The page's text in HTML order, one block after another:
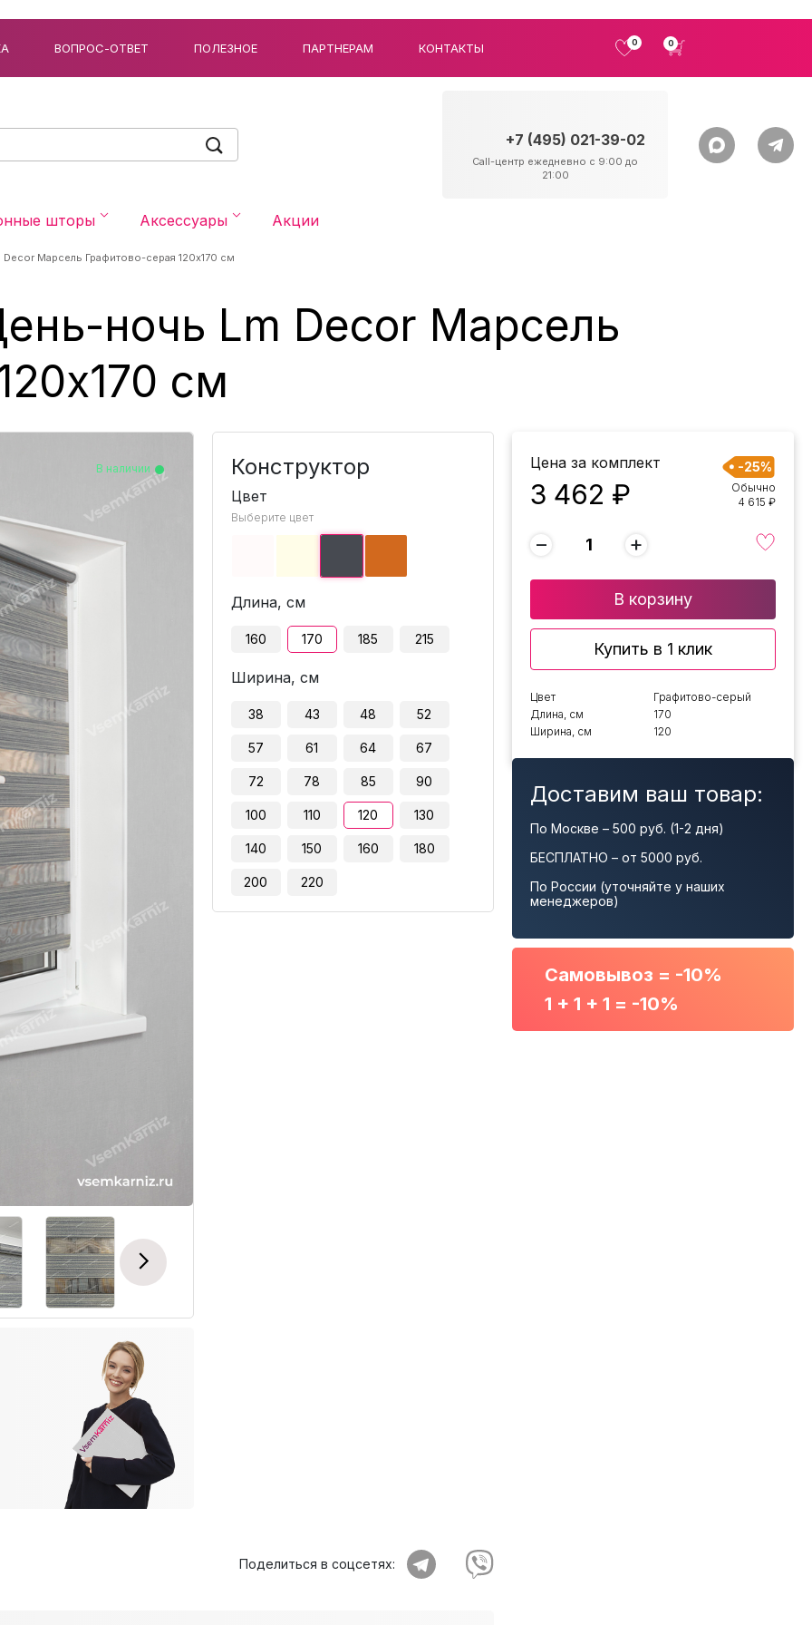
ВОПРОС-ОТВЕТ ПОЛЕЗНОЕ ПАРТНЕРАМ КОНТАКТЫ 0 0
+7 (495) 021-39-02
Call-центр ежедневно с 9:00 до
21:00
шторы Аксессуары Акции
Марсель Графитово-серая 120x170 см
ночь Lm Decor Марсель
см
В наличии
В наличии
В наличии
В наличии
В наличии
В наличии
В наличии
В наличии
В наличии
В наличии
В наличии
В наличии
В наличии
В наличии
В наличии
В наличии
В наличии
Next
Конструктор
Цвет
Выберите цвет
Длина, см
160 170 185 215
Ширина, см
38 43 48 52
57 61 64 67
72 78 85 90
100 110 120 130
140 150 160 180
200 220
Поделиться в соцсетях:
Цена за комплект
3 462 ₽
-25%
Обычно
4 615 ₽
− +
В корзину
Купить в 1 клик
Цвет
Графитово-серый
Длина, см
170
Ширина, см
120
Доставим ваш товар:
По Москве – 500 руб. (1-2 дня)
БЕСПЛАТНО – от 5000 руб.
По России (уточняйте у наших
менеджеров)
Самовывоз = -10%
1 + 1 + 1 = -10%